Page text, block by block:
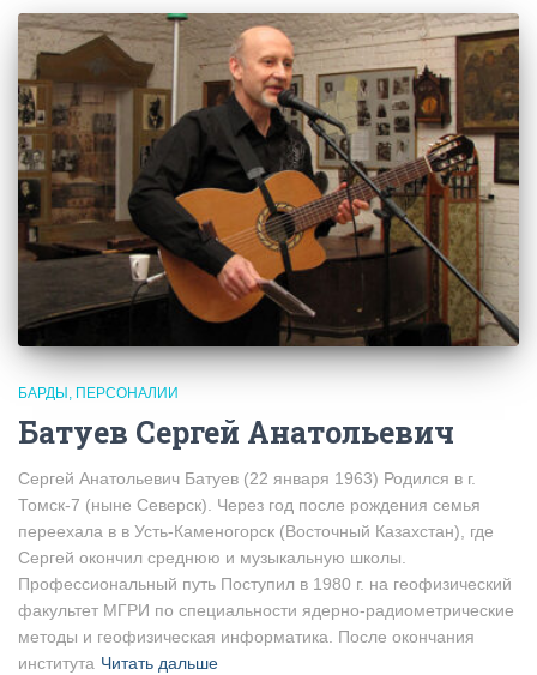
БАРДЫ ПЕРСОНАЛИИ
Батуев Сергей Анатольевич
Сергей Анатольевич Батуев (22 января 1963) Родился в г.
Томск-7 (ныне Северск). Через год после рождения семья
переехала в в Усть-Каменогорск (Восточный Казахстан), где
Сергей окончил среднюю и музыкальную школы.
Профессиональный путь Поступил в 1980 г. на геофизический
факультет МГРИ по специальности ядерно-радиометрические
методы и геофизическая информатика. После окончания
института Читать дальше